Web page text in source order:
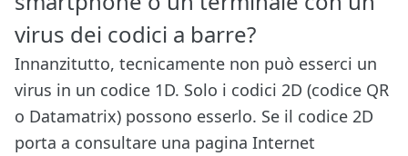
virus dei codici a barre?
Innanzitutto, tecnicamente non può esserci un
virus in un codice 1D. Solo i codici 2D (codice QR
o Datamatrix) possono esserlo. Se il codice 2D
porta a consultare una pagina Internet